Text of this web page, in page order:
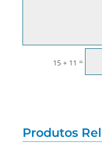
15 + 11 =
Produtos